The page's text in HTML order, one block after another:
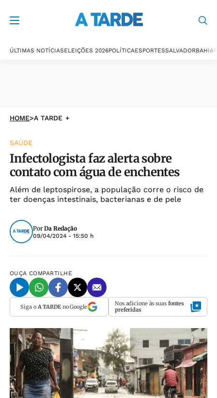
ÚLTIMAS NOTÍCIASELEIÇÕES 2026POLÍTICAESPORTESSALVADORBAHIA
HOME>A TARDE +
SAÚDE
Infectologista faz alerta sobre
contato com água de enchentes
Além de leptospirose, a população corre o risco de
ter doenças intestinais, bacterianas e de pele
Por Da Redação
09/04/2024 - 15:50 h
OUÇA COMPARTILHE
Siga o A TARDEno Google Nos adicione às suas fontes
preferidas